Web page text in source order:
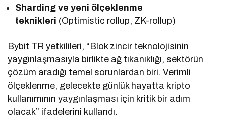
Sharding ve yeni ölçeklenme
teknikleri (Optimistic rollup, ZK-rollup)
Bybit TR yetkilileri, “Blok zincir teknolojisinin
yaygınlaşmasıyla birlikte ağ tıkanıklığı, sektörün
çözüm aradığı temel sorunlardan biri. Verimli
ölçeklenme, gelecekte günlük hayatta kripto
kullanımının yaygınlaşması için kritik bir adım
olacak” ifadelerini kullandı.